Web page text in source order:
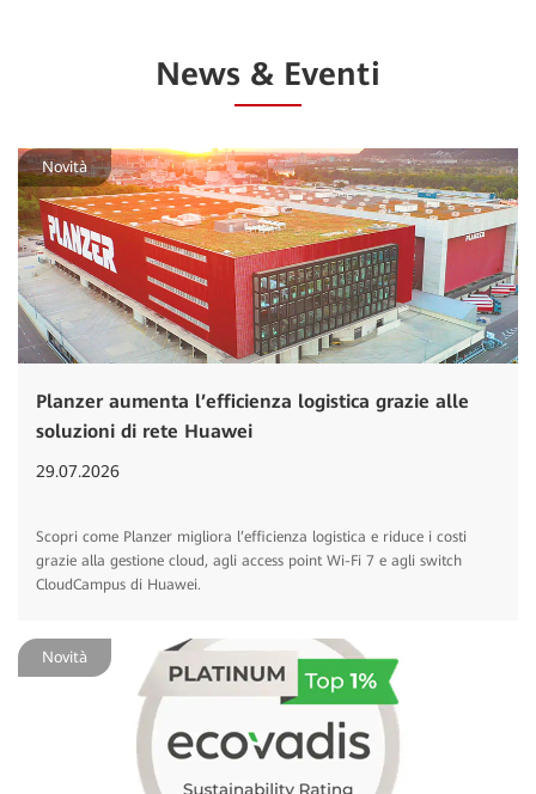
News & Eventi
Novità
Planzer aumenta l’efficienza logistica grazie alle
soluzioni di rete Huawei
29.07.2026
Scopri come Planzer migliora l’efficienza logistica e riduce i costi
grazie alla gestione cloud, agli access point Wi-Fi 7 e agli switch
CloudCampus di Huawei.
Novità